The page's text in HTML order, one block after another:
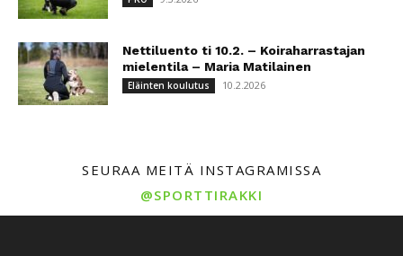
Nettiluento ti 10.2. – Koiraharrastajan
mielentila – Maria Matilainen
Eläinten koulutus 10.2.2026
SEURAA MEITÄ INSTAGRAMISSA
@SPORTTIRAKKI